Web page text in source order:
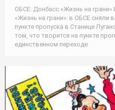
ОБСЕ: Донбасс «Жизнь на
«Жизнь на грани»: в ОБСЕ сняли
пункте пропуска в Станице
том, что творится на пункте
единственном переходе